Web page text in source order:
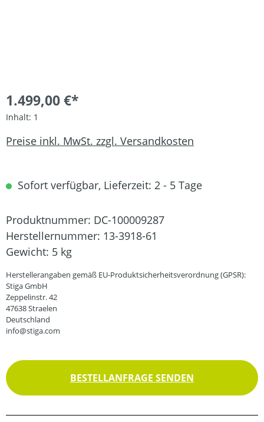
1.499,00 €*
Inhalt: 1
Preise inkl. MwSt. zzgl. Versandkosten
Sofort verfügbar, Lieferzeit: 2 - 5 Tage
Produktnummer: DC-100009287
Herstellernummer: 13-3918-61
Gewicht: 5 kg
Herstellerangaben gemäß EU-Produktsicherheitsverordnung (GPSR):
Stiga GmbH
Zeppelinstr. 42
47638 Straelen
Deutschland
info@stiga.com
BESTELLANFRAGE SENDEN